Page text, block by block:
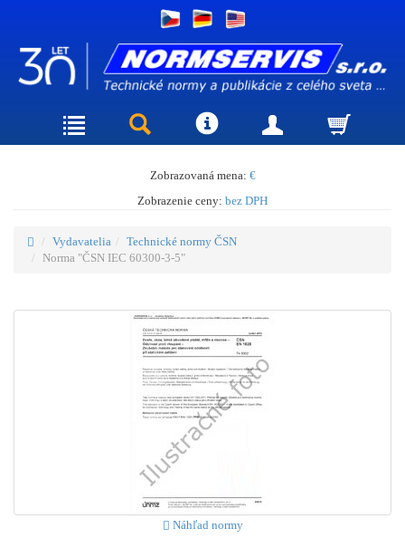
Zobrazovaná mena: €
Zobrazenie ceny: bez DPH
Vydavatelia
Technické normy ČSN
Norma "ČSN IEC 60300-3-5"
Náhľad normy